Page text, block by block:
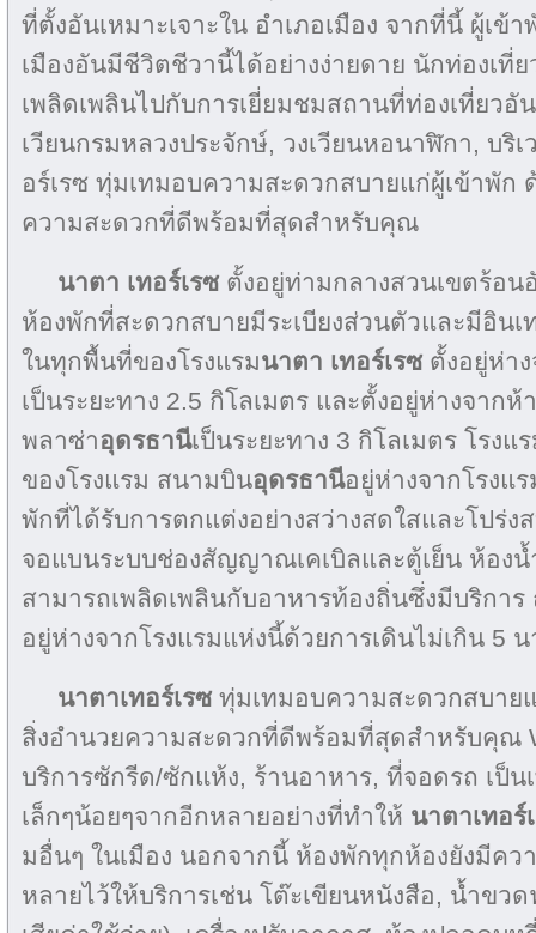
ที่ตั้งอันเหมาะเจาะใน อำเภอเมือง จากที่นี้ ผู้เข้
เมืองอันมีชีวิตชีวานี้ได้อย่างง่ายดาย นักท่องเที่
เพลิดเพลินไปกับการเยี่ยมชมสถานที่ท่องเที่ยวอั
เวียนกรมหลวงประจักษ์, วงเวียนหอนาฬิกา, บริ
อร์เรซ ทุ่มเทมอบความสะดวกสบายแก่ผู้เข้าพัก
ความสะดวกที่ดีพร้อมที่สุดสำหรับคุณ
นาตา เทอร์เรซ ตั้งอยู่ท่ามกลางสวนเขตร้อ
ห้องพักที่สะดวกสบายมีระเบียงส่วนตัวและมีอินเ
ในทุกพื้นที่ของโรงแรมนาตา เทอร์เรซ ตั้งอยู่ห่า
เป็นระยะทาง 2.5 กิโลเมตร และตั้งอยู่ห่างจาก
พลาซ่าอุดรธานีเป็นระยะทาง 3 กิโลเมตร โรง
ของโรงแรม สนามบินอุดรธานีอยู่ห่างจากโรงแ
พักที่ได้รับการตกแต่งอย่างสว่างสดใสและโปร่ง
จอแบนระบบช่องสัญญาณเคเบิลและตู้เย็น ห้อง
สามารถเพลิดเพลินกับอาหารท้องถิ่นซึ่งมีบริกา
อยู่ห่างจากโรงแรมแห่งนี้ด้วยการเดินไม่เกิน 5
นาตาเทอร์เรซ ทุ่มเทมอบความสะดวกสบาย
สิ่งอำนวยความสะดวกที่ดีพร้อมที่สุดสำหรับคุณ
บริการซักรีด/ซักแห้ง, ร้านอาหาร, ที่จอดรถ เป็น
เล็กๆน้อยๆจากอีกหลายอย่างที่ทำให้ นาตาเทอร์
มอื่นๆ ในเมือง นอกจากนี้ ห้องพักทุกห้องยังมีคว
หลายไว้ให้บริการเช่น โต๊ะเขียนหนังสือ, น้ำขว